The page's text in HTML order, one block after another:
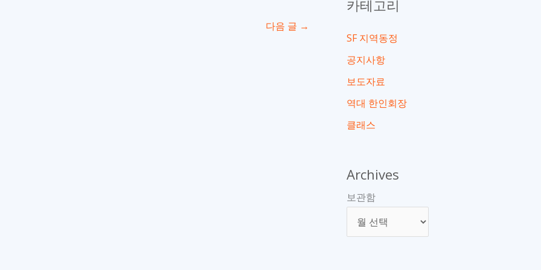
다음 글 →
카테고리
SF 지역동정
공지사항
보도자료
역대 한인회장
클래스
Archives
보관함